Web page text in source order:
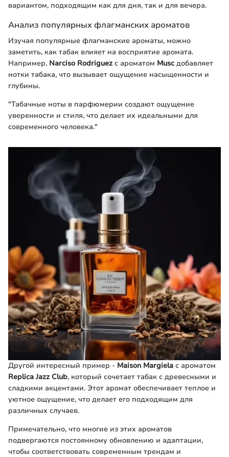
вариантом, подходящим как для дня, так и для вечера.
Анализ популярных флагманских ароматов
Изучая популярные флагманские ароматы, можно
заметить, как табак влияет на восприятие аромата.
Например, Narciso Rodriguez с ароматом Musc добавляет
нотки табака, что вызывает ощущение насыщенности и
глубины.
"Табачные ноты в парфюмерии создают ощущение
уверенности и стиля, что делает их идеальными для
современного человека."
Другой интересный пример - Maison Margiela с ароматом
Replica Jazz Club, который сочетает табак с древесными и
сладкими акцентами. Этот аромат обеспечивает теплое и
уютное ощущение, что делает его подходящим для
различных случаев.
Примечательно, что многие из этих ароматов
подвергаются постоянному обновлению и адаптации,
чтобы соответствовать современным трендам и